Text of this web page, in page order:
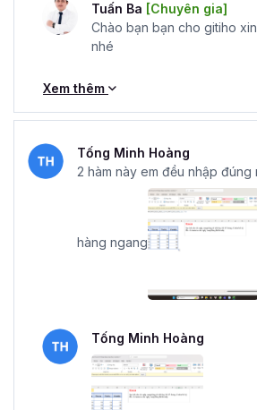
Tuấn Ba [Chuyên gia]
Chào bạn bạn cho gitiho
nhé
Xem thêm
Tống Minh Hoàng
2 hàm này em đều nhập
hàng ngang
Tống Minh Hoàng